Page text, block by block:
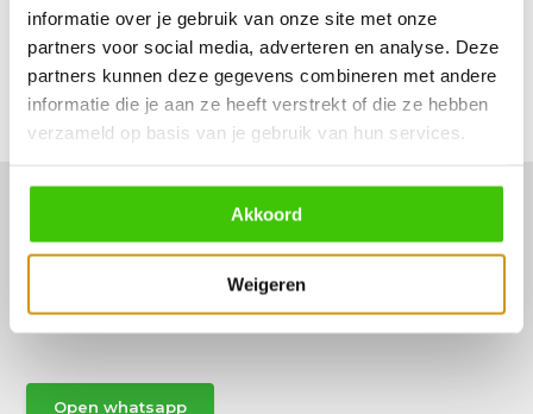
informatie over je gebruik van onze site met onze
partners voor social media, adverteren en analyse. Deze
partners kunnen deze gegevens combineren met andere
informatie die je aan ze heeft verstrekt of die ze hebben
verzameld op basis van je gebruik van hun services.
Akkoord
Weigeren
Reviews
Delen
Vraag het een van onze specialisten!
Open whatsapp